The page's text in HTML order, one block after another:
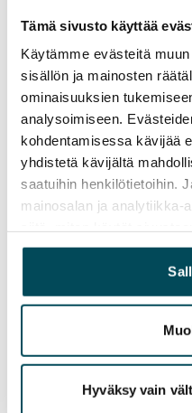
Tämä sivusto käyttää
Käytämme evästeitä
sisällön ja mainosten
ominaisuuksien
analysoimiseen.
kohdentamisessa kävijää
yhdistetä kävijältä
saatuihin henkilötietoihin.
mainosalan ja analytiikka-
yhdistää näitä tietoja
heille tai joita on kerätty,
palvelujaan.
Hyväksy vain
Sopimus ja
Vapautuminen
Heti vapaa
Varallisuusrajat
Ei
Vuokra
Vuokravakuus
649 €, (yrityksille min. 1
Vuokrasopimus
Toistaiseksi voimassa